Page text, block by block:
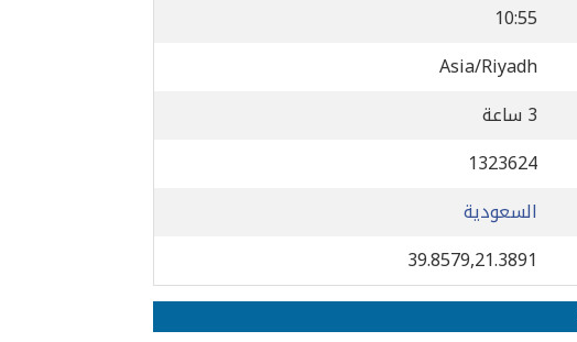
10:55
Asia/Riyadh
3 ساعة
1323624
السعودية
39.8579,21.3891